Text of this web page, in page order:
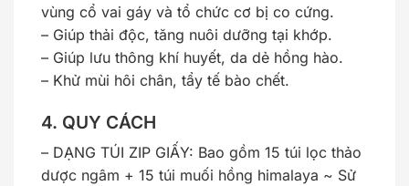
vùng cổ vai gáy và tổ chức cơ bị co cứng.
– Giúp thải độc, tăng nuôi dưỡng tại khớp.
– Giúp lưu thông khí huyết, da dẻ hồng hào.
– Khử mùi hôi chân, tẩy tế bào chết.
4. QUY CÁCH
– DẠNG TÚI ZIP GIẤY: Bao gồm 15 túi lọc thảo
dược ngâm + 15 túi muối hồng himalaya ~ Sử